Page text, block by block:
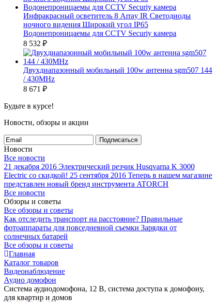
Инфракрасный осветитель 8 Array IR Светодиоды
ночного видения Широкий угол IP65
Водонепроницаемы для CCTV Securiy камера
8 532 ₽
Двухдиапазонный мобильный 100w антенна sgm507 144
/ 430MHz
8 671 ₽
Будьте в курсе!
Новости, обзоры и акции
Подписаться
Новости
Все новости
21 декабря 2016 Электрический резчик Husqvarna K 3000
Electric со скидкой! 25 сентября 2016 Теперь в нашем магазине
представлен новый бренд инструмента ATORCH
Все новости
Обзоры и советы
Все обзоры и советы
Как отследить транспорт на расстояние? Правильные
фотоаппараты для повседневной съемки Зарядки от
солнечных батарей
Все обзоры и советы
Главная
Каталог товаров
Видеонаблюдение
Аудио домофон
Система аудиодомофона, 12 В, система доступа к домофону,
для квартир и домов